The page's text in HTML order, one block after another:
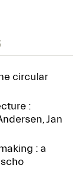
circular
:
Jan
: a